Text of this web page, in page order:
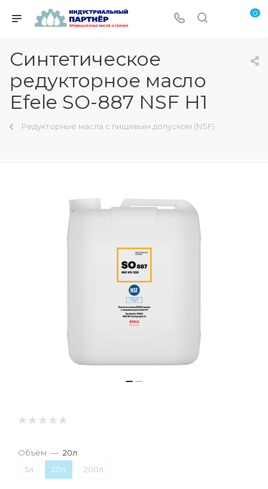
0
Синтетическое
редукторное масло
Efele SO-887 NSF H1
Редукторные масла с пищевым допуском (NSF)
Объём — 20л
5л
20л 200л